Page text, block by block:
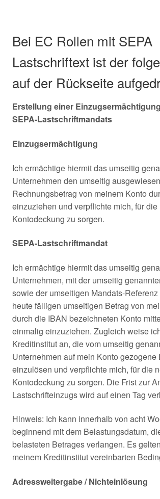
Bei EC Rollen mit SEPA
Lastschriftext ist der
auf der Rückseite
Erstellung einer
SEPA-Lastschriftmandats
Einzugsermächtigung
Ich ermächtige hiermit das umseitig
Unternehmen den umseitig
Rechnungsbetrag von meinem Konto
einzuziehen und verpflichte mich, für
Kontodeckung zu sorgen.
SEPA-Lastschriftmandat
Ich ermächtige hiermit das umseitig
Unternehmen, mit der umseitig
sowie der umseitigen Mandats-Referenz
heute fälligen umseitigen Betrag von
durch die IBAN bezeichneten Konto
einmalig einzuziehen. Zugleich weise
Kreditinstitut an, die vom umseitig
Unternehmen auf mein Konto gezogene
einzulösen und verpflichte mich, für die
Kontodeckung zu sorgen. Die Frist zur
Lastschrifteinzugs wird auf einen Tag
Hinweis: Ich kann innerhalb von acht
beginnend mit dem Belastungsdatum,
belasteten Betrages verlangen. Es
meinem Kreditinstitut vereinbarten
Adressweitergabe / Nichteinlösung